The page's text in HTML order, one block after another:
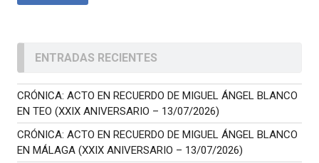
ENTRADAS RECIENTES
CRÓNICA: ACTO EN RECUERDO DE MIGUEL ÁNGEL BLANCO
EN TEO (XXIX ANIVERSARIO – 13/07/2026)
CRÓNICA: ACTO EN RECUERDO DE MIGUEL ÁNGEL BLANCO
EN MÁLAGA (XXIX ANIVERSARIO – 13/07/2026)